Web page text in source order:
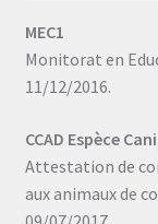
MEC1
Monitorat en
11/12/2016.
CCAD Espèce
Attestation de
aux animaux de